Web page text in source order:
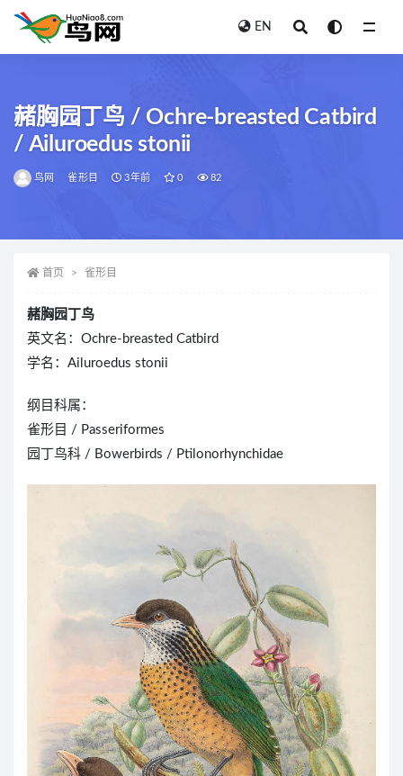
EN
赭胸园丁鸟 / Ochre-breasted Catbird
/ Ailuroedus stonii
鸟网 雀形目 3年前 0 82
首页 雀形目
赭胸园丁鸟
英文名：Ochre-breasted Catbird
学名：Ailuroedus stonii
纲目科属：
雀形目 / Passeriformes
园丁鸟科 / Bowerbirds / Ptilonorhynchidae